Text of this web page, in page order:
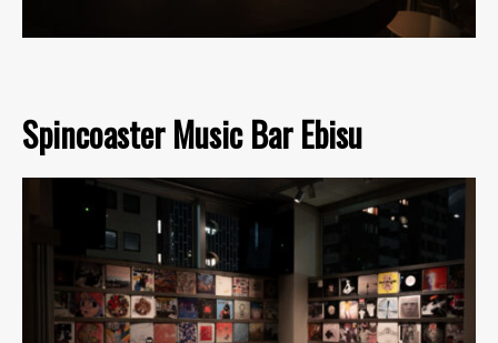
Spincoaster Music Bar Ebisu